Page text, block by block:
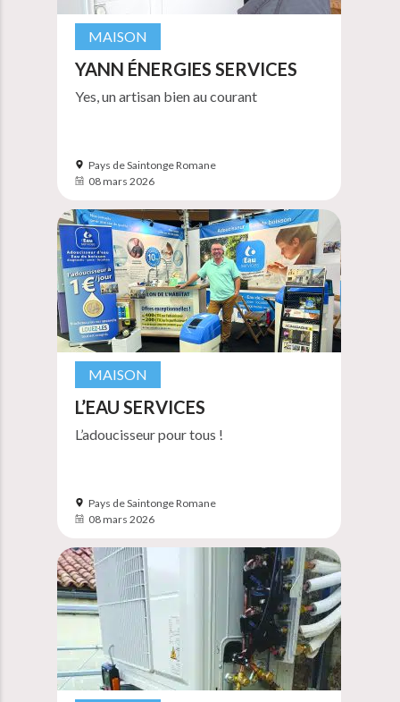
MAISON
YANN ÉNERGIES SERVICES
Yes, un artisan bien au courant
Pays de Saintonge Romane
08 mars 2026
MAISON
L’EAU SERVICES
L’adoucisseur pour tous !
Pays de Saintonge Romane
08 mars 2026